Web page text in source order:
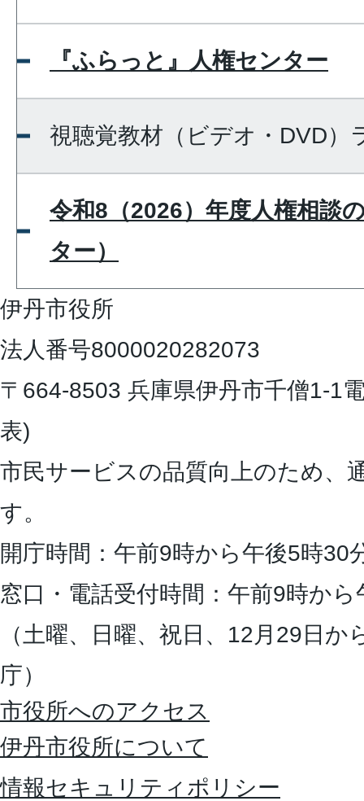
『ふらっと』人権センター
視聴覚教材（ビデオ・DVD）
令和8（2026）年度人権相談
ター）
伊丹市役所
法人番号8000020282073
〒664-8503 兵庫県伊丹市千僧1-1
表)
市民サービスの品質向上のため、
す。
開庁時間：午前9時から午後5時30
窓口・電話受付時間：午前9時か
（土曜、日曜、祝日、12月29日
庁）
市役所へのアクセス
伊丹市役所について
情報セキュリティポリシー